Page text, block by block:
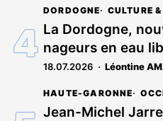
DORDOGNE CULTURE
La Dordogne,
nageurs en eau
18.07.2026 Léontine
HAUTE-GARONNE
Jean-Michel Jarre